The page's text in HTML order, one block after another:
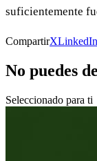
suficientemente
CompartirXLinkedIn
No puedes
Seleccionado para ti